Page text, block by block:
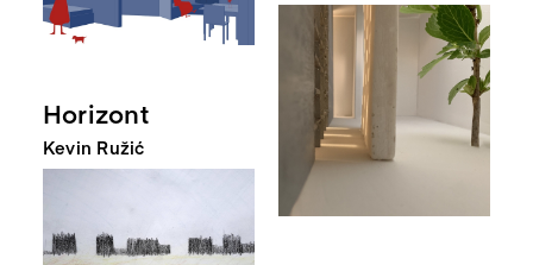
Horizont
Kevin Ružić